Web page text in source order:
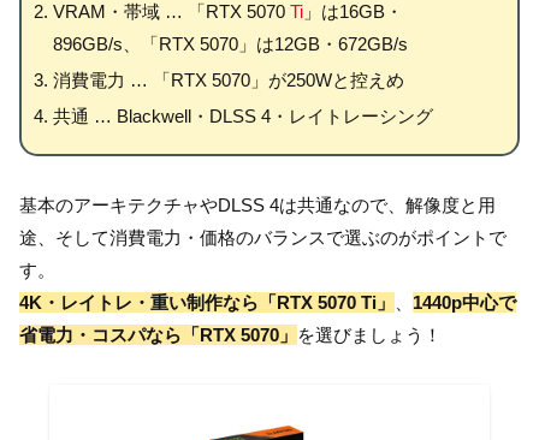
VRAM・帯域 … 「RTX 5070Ti」は16GB・
896GB/s、「RTX 5070」は12GB・672GB/s
消費電力 … 「RTX 5070」が250Wと控えめ
共通 … Blackwell・DLSS 4・レイトレーシング
基本のアーキテクチャやDLSS 4は共通なので、解像度と用
途、そして消費電力・価格のバランスで選ぶのがポイントで
す。
4K・レイトレ・重い制作なら「RTX 5070 Ti」
1440p中心で
省電力・コスパなら「RTX 5070」 を選びましょう！